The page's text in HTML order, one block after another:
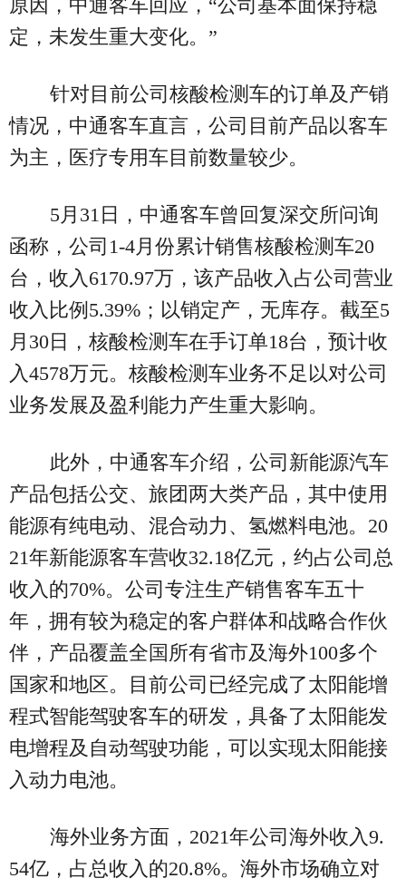
原因，中通客车回应，“公司基本面保持稳
定，未发生重大变化。”
针对目前公司核酸检测车的订单及产销
情况，中通客车直言，公司目前产品以客车
为主，医疗专用车目前数量较少。
5月31日，中通客车曾回复深交所问询
函称，公司1-4月份累计销售核酸检测车20
台，收入6170.97万，该产品收入占公司营业
收入比例5.39%；以销定产，无库存。截至5
月30日，核酸检测车在手订单18台，预计收
入4578万元。核酸检测车业务不足以对公司
业务发展及盈利能力产生重大影响。
此外，中通客车介绍，公司新能源汽车
产品包括公交、旅团两大类产品，其中使用
能源有纯电动、混合动力、氢燃料电池。20
21年新能源客车营收32.18亿元，约占公司总
收入的70%。公司专注生产销售客车五十
年，拥有较为稳定的客户群体和战略合作伙
伴，产品覆盖全国所有省市及海外100多个
国家和地区。目前公司已经完成了太阳能增
程式智能驾驶客车的研发，具备了太阳能发
电增程及自动驾驶功能，可以实现太阳能接
入动力电池。
海外业务方面，2021年公司海外收入9.
54亿，占总收入的20.8%。海外市场确立对